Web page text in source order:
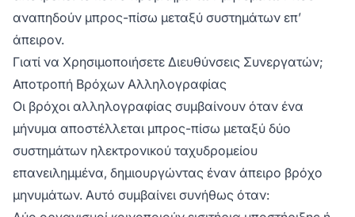
αναπηδούν μπρος-πίσω μεταξύ συστημάτων επ’
άπειρον.
Γιατί να Χρησιμοποιήσετε Διευθύνσεις Συνεργατών;
Αποτροπή Βρόχων Αλληλογραφίας
Οι βρόχοι αλληλογραφίας συμβαίνουν όταν ένα
μήνυμα αποστέλλεται μπρος-πίσω μεταξύ δύο
συστημάτων ηλεκτρονικού ταχυδρομείου
επανειλημμένα, δημιουργώντας έναν άπειρο βρόχο
μηνυμάτων. Αυτό συμβαίνει συνήθως όταν: